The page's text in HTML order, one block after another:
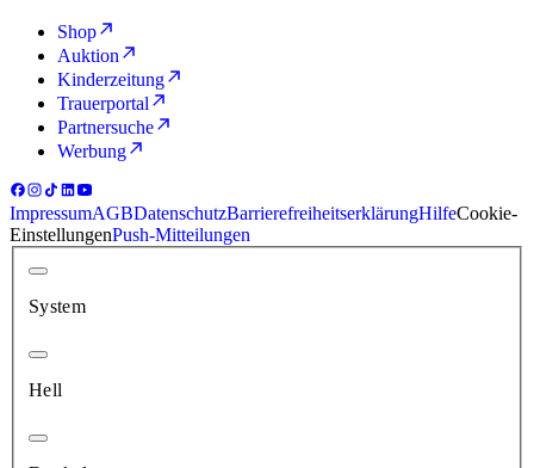
Shop
Auktion
Kinderzeitung
Trauerportal
Partnersuche
Werbung
ImpressumAGBDatenschutzBarrierefreiheitserklärungHilfeCookie-
EinstellungenPush-Mitteilungen
System
Hell